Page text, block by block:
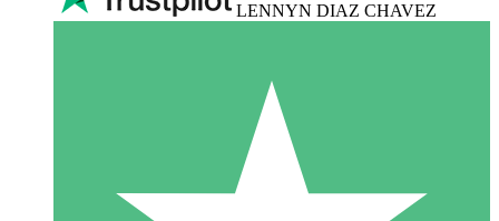
LENNYN DIAZ CHAVEZ